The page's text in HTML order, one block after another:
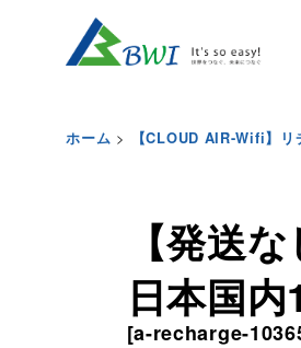
ホーム > 【CLOUD AIR-Wifi】
【発送
日本国
[a-recharge-